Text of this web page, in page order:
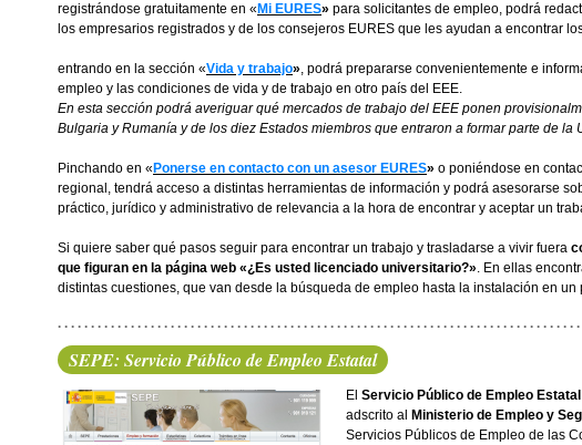
registrándose gratuitamente en « Mi EURES» para solicitantes de empleo, podrá
los empresarios registrados y de los consejeros EURES que les ayudan a encontrar
entrando en la sección «Vida y trabajo», podrá prepararse convenientemente e
empleo y las condiciones de vida y de trabajo en otro país del EEE.
En esta sección podrá averiguar qué mercados de trabajo del EEE ponen
Bulgaria y Rumanía y de los diez Estados miembros que entraron a formar parte de la
Pinchando en « Ponerse en contacto con un asesor EURES» o poniéndose en
regional, tendrá acceso a distintas herramientas de información y podrá asesorarse
práctico, jurídico y administrativo de relevancia a la hora de encontrar y aceptar un
Si quiere saber qué pasos seguir para encontrar un trabajo y trasladarse a vivir fuera
que figuran en la página web «¿Es usted licenciado universitario?». En ellas
distintas cuestiones, que van desde la búsqueda de empleo hasta la instalación en un
SEPE: Servicio Público de Empleo Estatal
El Servicio Público de Empleo Estatal
adscrito al Ministerio de Empleo y
Servicios Públicos de Empleo de las